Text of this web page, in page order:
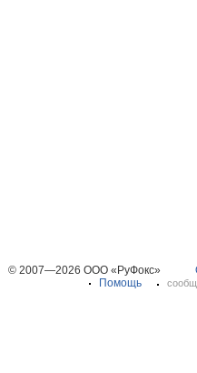
© 2007—2026 ООО «РуФокс»
Помощь